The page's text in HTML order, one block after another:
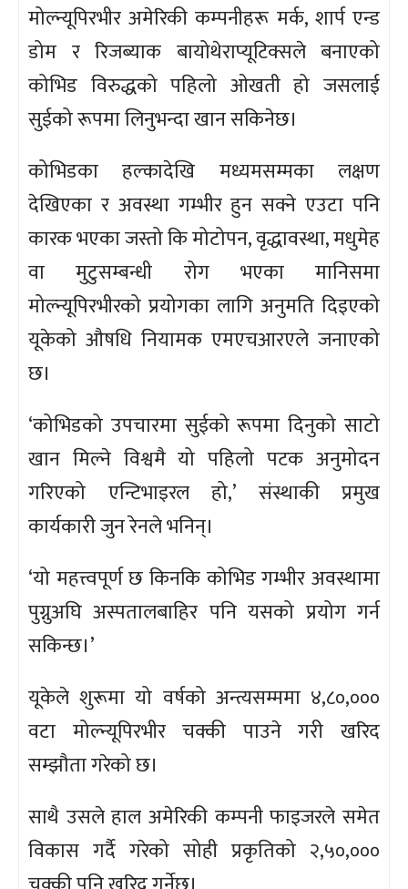
मोल्न्यूपिरभीर अमेरिकी कम्पनीहरू मर्क, शार्प एन्ड
डोम र रिजब्याक बायोथेराप्यूटिक्सले बनाएको
कोभिड विरुद्धको पहिलो ओखती हो जसलाई
सुईको रूपमा लिनुभन्दा खान सकिनेछ।
कोभिडका हल्कादेखि मध्यमसम्मका लक्षण
देखिएका र अवस्था गम्भीर हुन सक्ने एउटा पनि
कारक भएका जस्तो कि मोटोपन, वृद्धावस्था, मधुमेह
वा मुटुसम्बन्धी रोग भएका मानिसमा
मोल्न्यूपिरभीरको प्रयोगका लागि अनुमति दिइएको
यूकेको औषधि नियामक एमएचआरएले जनाएको
छ।
‘कोभिडको उपचारमा सुईको रूपमा दिनुको साटो
खान मिल्ने विश्वमै यो पहिलो पटक अनुमोदन
गरिएको एन्टिभाइरल हो,’ संस्थाकी प्रमुख
कार्यकारी जुन रेनले भनिन्।
‘यो महत्त्वपूर्ण छ किनकि कोभिड गम्भीर अवस्थामा
पुग्नुअघि अस्पतालबाहिर पनि यसको प्रयोग गर्न
सकिन्छ।’
यूकेले शुरूमा यो वर्षको अन्त्यसम्ममा ४,८०,०००
वटा मोल्न्यूपिरभीर चक्की पाउने गरी खरिद
सम्झौता गरेको छ।
साथै उसले हाल अमेरिकी कम्पनी फाइजरले समेत
विकास गर्दै गरेको सोही प्रकृतिको २,५०,०००